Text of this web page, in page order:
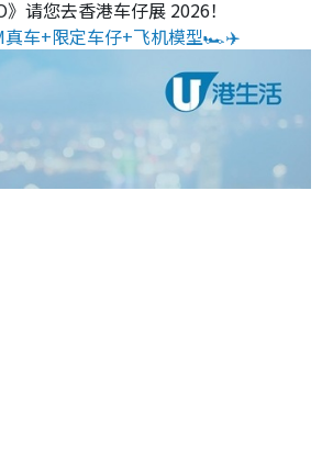
》请您去香港车仔展 2026！
真车+限定车仔+飞机模型🏎️✈️